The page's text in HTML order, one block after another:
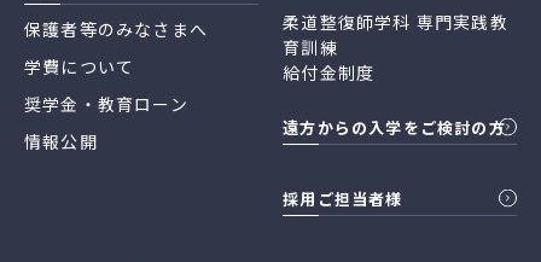
保護者等のみなさまへ
学費について
奨学金・教育ローン
情報公開
柔道整復師学科 専門実践教
育訓練
給付金制度
遠方からの入学をご検討の方
採用ご担当者様